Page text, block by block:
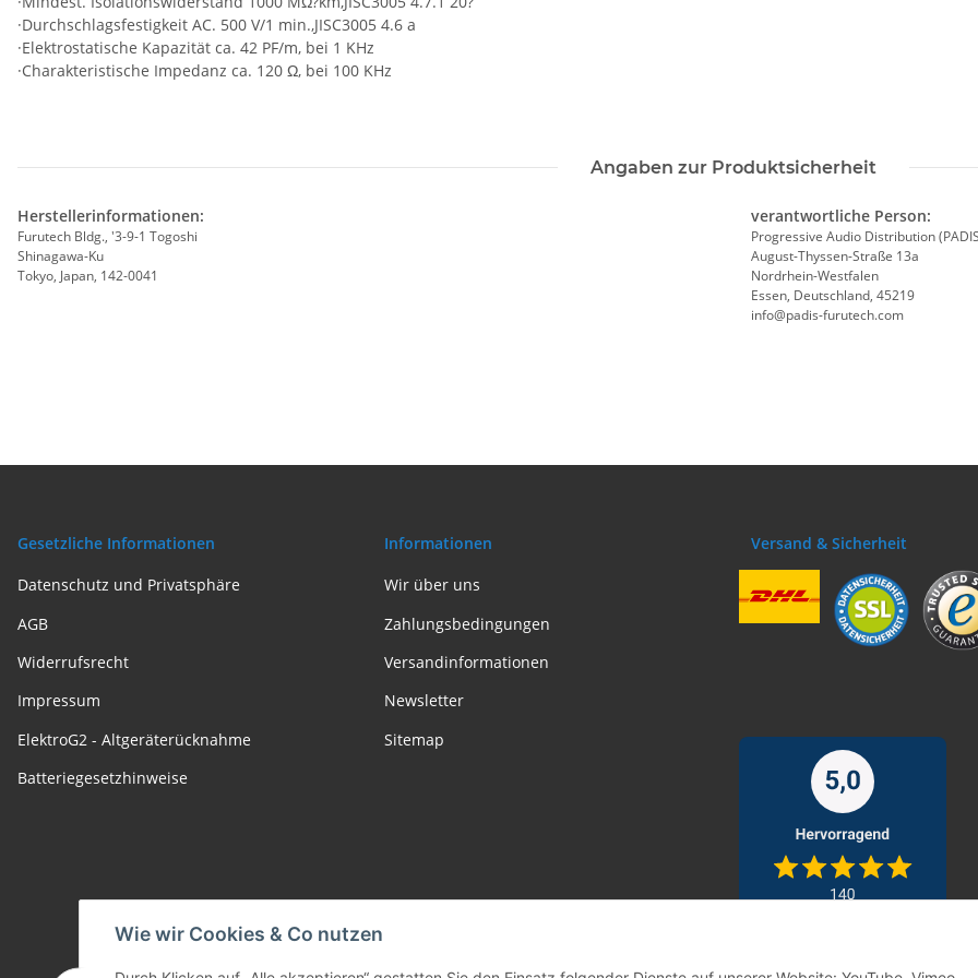
Wie wir Cookies & Co nutzen
·Durchschlagsfestigkeit AC. 500 V/1 min.,JISC3005 4.6 a
·Elektrostatische Kapazität ca. 42 PF/m, bei 1 KHz
·Charakteristische Impedanz ca. 120 Ω, bei 100 KHz
Angaben zur Produktsicherheit
Herstellerinformationen:
Furutech Bldg., '3-9-1 Togoshi
Shinagawa-Ku
Tokyo, Japan, 142-0041
verantwortliche Person:
Progressive Audio Distribution
August-Thyssen-Straße 13a
Nordrhein-Westfalen
Essen, Deutschland, 45219
info@padis-furutech.com
Gesetzliche Informationen
Datenschutz und Privatsphäre
AGB
Widerrufsrecht
Impressum
ElektroG2 - Altgeräterücknahme
Batteriegesetzhinweise
Informationen
Wir über uns
Zahlungsbedingungen
Versandinformationen
Newsletter
Sitemap
Versand & Sicherheit